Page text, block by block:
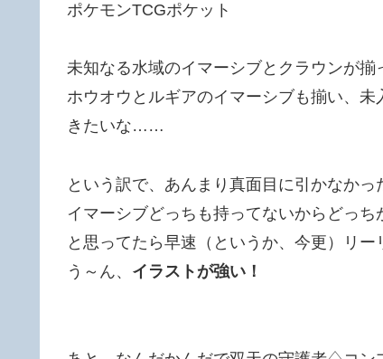
ポケモンTCGポケット
未知なる水域のイマーシブとクラウンが
ホウオウとルギアのイマーシブも揃い、
きたいな……
という訳で、あんまり真面目に引かなかっ
イマーシブどっちも持ってないからどっ
と思ってたら早速（というか、今更）リー
う～ん、 イラストが強い！